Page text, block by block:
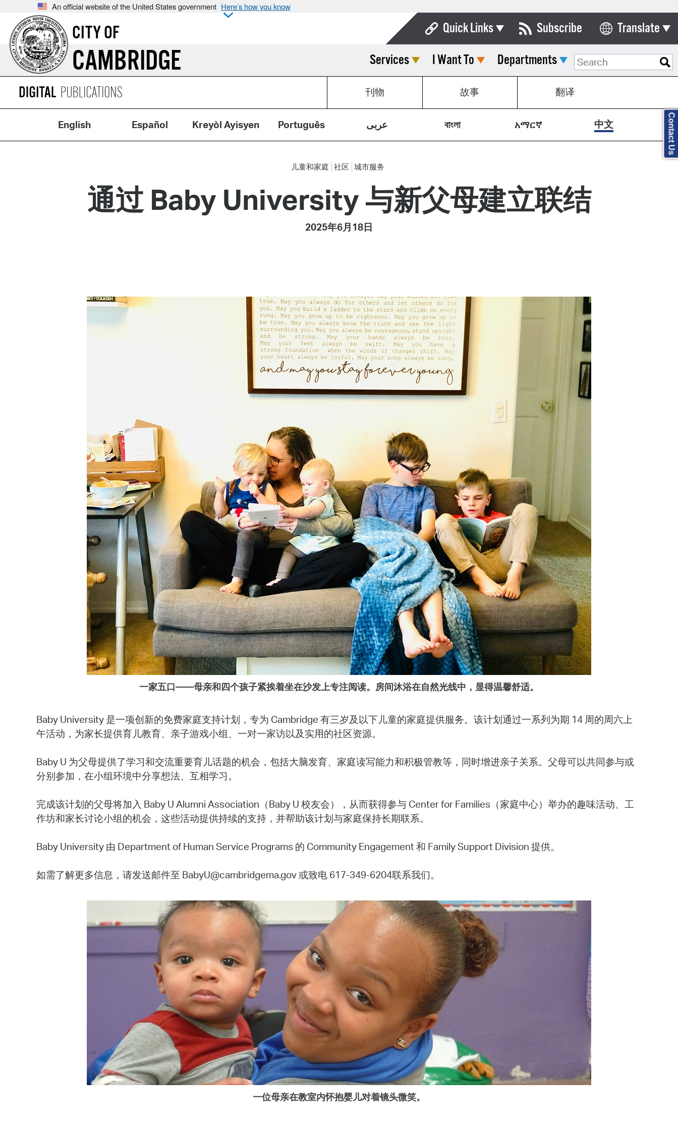
An official website of the United States government Here’s how you know
CITY OF
CAMBRIDGE
Quick Links
Boards & Commissions
Calendar
Contact City Council
Department List
Municipal Code
Open Meeting Portal
Watch City Council
Subscribe Translate
Select Language
Services I Want To Departments
刊物 故事 翻译
English Español Kreyòl Ayisyen Português عربى বাংলা አማርኛ 中文
儿童和家庭 社区 城市服务
通过 Baby University 与新父母建立联结
2025年6月18日
一家五口——母亲和四个孩子紧挨着坐在沙发上专注阅读。房间沐浴在自然光线中，显得温馨舒适。
Baby University 是一项创新的免费家庭支持计划，专为 Cambridge 有三岁及以下儿童的家庭提供服务。该计划通过一系列为期 14 周的周六上
午活动，为家长提供育儿教育、亲子游戏小组、一对一家访以及实用的社区资源。
Baby U 为父母提供了学习和交流重要育儿话题的机会，包括大脑发育、家庭读写能力和积极管教等，同时增进亲子关系。父母可以共同参与或
分别参加，在小组环境中分享想法、互相学习。
完成该计划的父母将加入 Baby U Alumni Association（Baby U 校友会），从而获得参与 Center for Families（家庭中心）举办的趣味活动、工
作坊和家长讨论小组的机会，这些活动提供持续的支持，并帮助该计划与家庭保持长期联系。
Baby University 由 Department of Human Service Programs 的 Community Engagement 和 Family Support Division 提供。
如需了解更多信息，请发送邮件至 BabyU@cambridgema.gov 或致电 617-349-6204联系我们。
一位母亲在教室内怀抱婴儿对着镜头微笑。
Contact Us